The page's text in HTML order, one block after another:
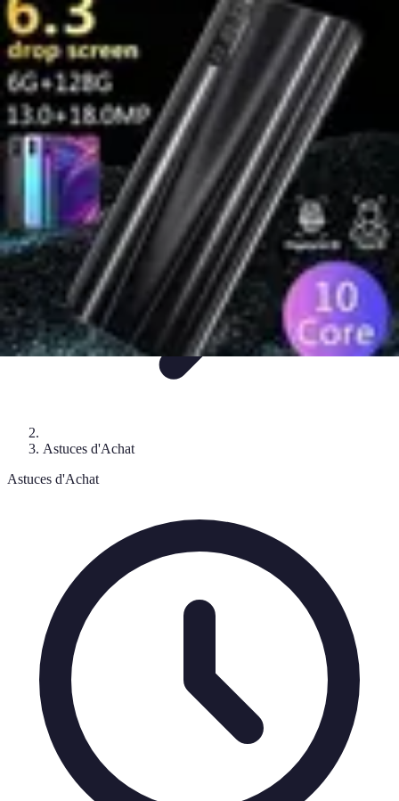
Mobile Deals UK
ComparatifsConseils et astuces ComparatifForfaits MobilesGuides
Mobile Deals UK
Astuces d'Achat
Astuces d'Achat